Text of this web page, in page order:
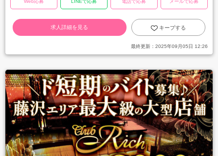
Web応募 LINEで応募 電話で応募 メールで応募
求人詳細を見る キープする
最終更新： 2025年09月05日 12:26